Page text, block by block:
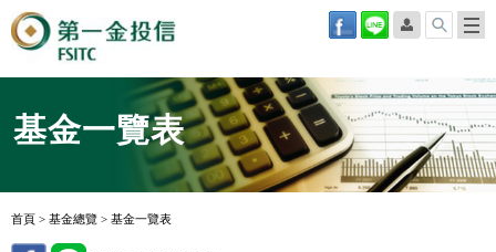
基金一覽表
首頁 > 基金總覽 > 基金一覽表